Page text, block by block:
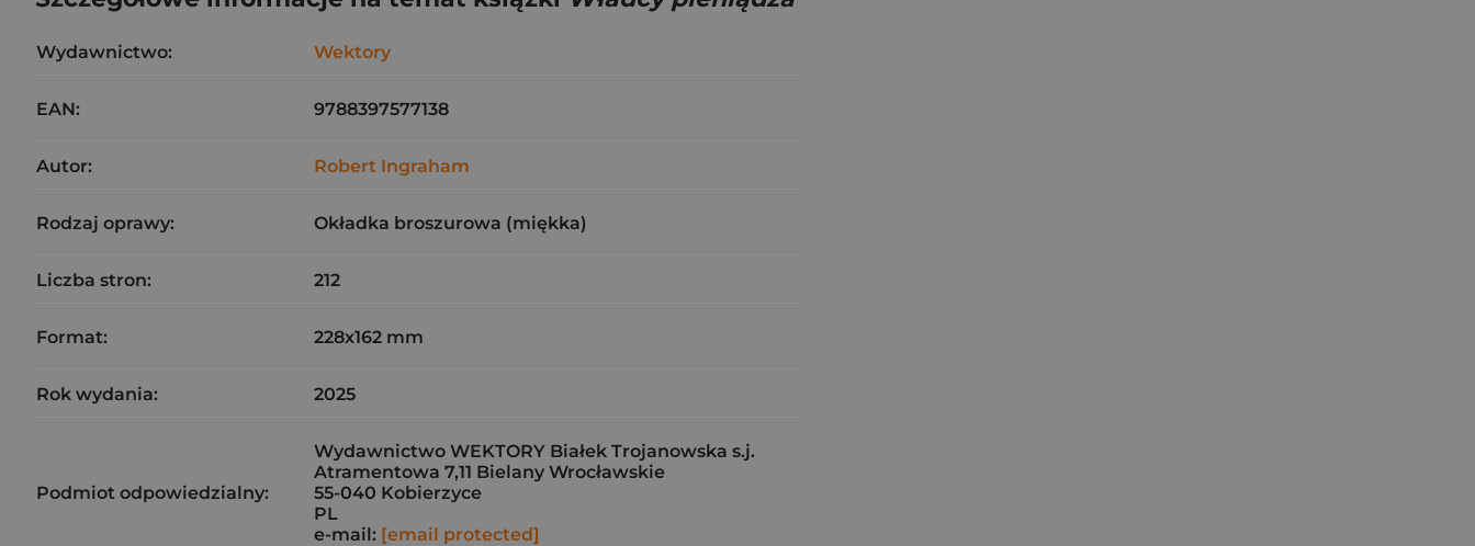
Wydawnictwo: Wektory
EAN: 9788397577138
Autor: Robert Ingraham
Rodzaj oprawy: Okładka broszurowa (miękka)
Liczba stron: 212
Format: 228x162 mm
Rok wydania: 2025
Podmiot odpowiedzialny:
Wydawnictwo WEKTORY Białek Trojanowska s.j.
Atramentowa 7,11 Bielany Wrocławskie
55-040 Kobierzyce
PL
e-mail: [email protected]